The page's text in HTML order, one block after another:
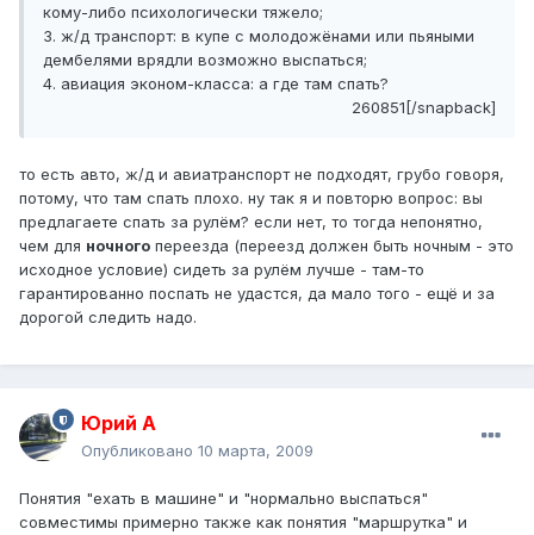
кому-либо психологически тяжело;
3. ж/д транспорт: в купе с молодожёнами или пьяными
дембелями врядли возможно выспаться;
4. авиация эконом-класса: а где там спать?
260851[/snapback]
то есть авто, ж/д и авиатранспорт не подходят, грубо говоря,
потому, что там спать плохо. ну так я и повторю вопрос: вы
предлагаете спать за рулём? если нет, то тогда непонятно,
чем для ночного переезда (переезд должен быть ночным - это
исходное условие) сидеть за рулём лучше - там-то
гарантированно поспать не удастся, да мало того - ещё и за
дорогой следить надо.
Юрий А
Опубликовано 10 марта, 2009
Понятия "ехать в машине" и "нормально выспаться"
совместимы примерно также как понятия "маршрутка" и